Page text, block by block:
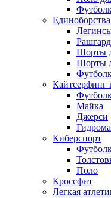
Шорты
Шорты
Кайтсерфинг
Майка
Джерси
Киберспорт
Поло
Кроссфит
Легкая